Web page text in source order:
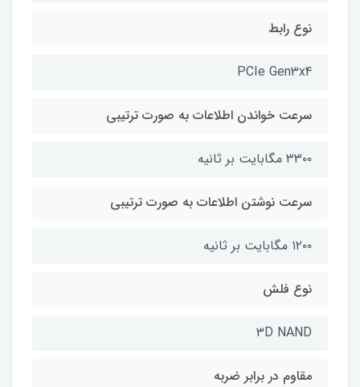
نوع رابط
PCIe Gen3x4
سرعت خواندن اطلاعات به صورت ترتیبی
۳۳۰۰ مگابایت بر ثانیه
سرعت نوشتن اطلاعات به صورت ترتیبی
۱۲۰۰ مگابایت بر ثانیه
نوع فلش
۳D NAND
مقاوم در برابر ضربه